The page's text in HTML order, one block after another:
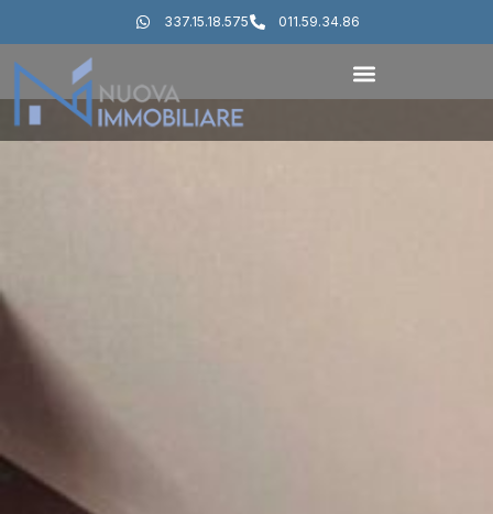
337.15.18.575 011.59.34.86